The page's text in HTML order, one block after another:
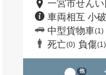
一宮市せん
車両相互 小
中型貨物車(1)
死亡(0) 負傷(1)
他